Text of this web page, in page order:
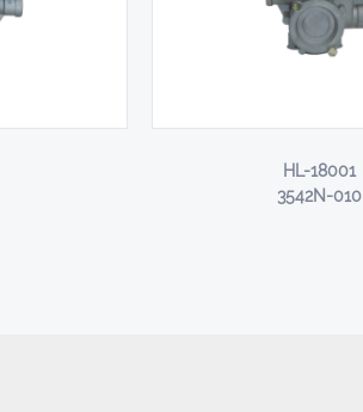
HL-18001
3542N-010